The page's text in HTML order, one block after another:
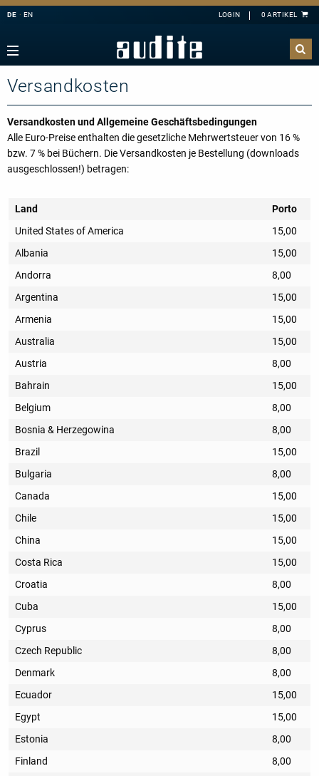
G H I
J
L M N
O
Q R
DE EN
Versandkosten
Versandkosten und Allgemeine Geschäftsbedingungen
Alle Euro-Preise enthalten die gesetzliche Mehrwertsteuer von 16 %
bzw. 7 % bei Büchern. Die Versandkosten je Bestellung (downloads
ausgeschlossen!) betragen:
Land
Porto
United States of America
15,00
Albania
15,00
Andorra
8,00
Argentina
15,00
Armenia
15,00
Australia
15,00
Austria
8,00
Bahrain
15,00
Belgium
8,00
Bosnia & Herzegowina
8,00
Brazil
15,00
Bulgaria
8,00
Canada
15,00
Chile
15,00
China
15,00
Costa Rica
15,00
Croatia
8,00
Cuba
15,00
Cyprus
8,00
Czech Republic
8,00
Denmark
8,00
Ecuador
15,00
Egypt
15,00
Estonia
8,00
Finland
8,00